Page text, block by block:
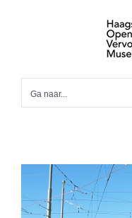
Ga naar...